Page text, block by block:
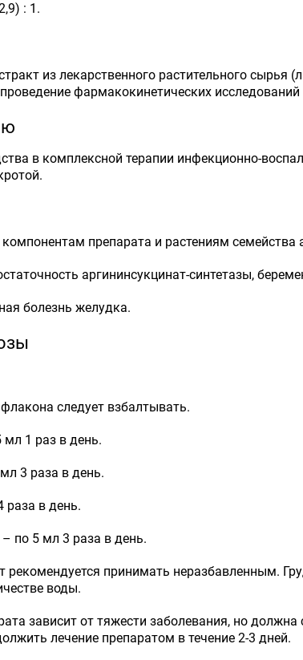
: 1.
из лекарственного растительного
фармакокинетических
в комплексной терапии инфекционно-
препарата и растениям семейства
аргининсукцинат-синтетазы,
болезнь желудка.
следует взбалтывать.
1 раз в день.
3 раза в день.
раза в день.
по 5 мл 3 раза в день.
рекомендуется принимать неразбавленным.
воды.
зависит от тяжести заболевания, но
лечение препаратом в течение 2-3 дней.